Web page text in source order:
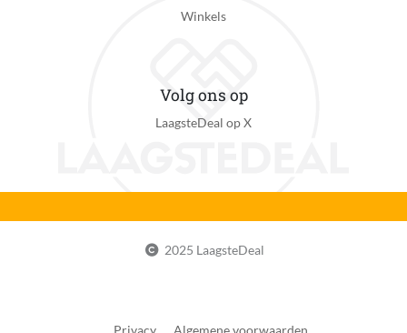
Winkels
Volg ons op
LaagsteDeal op X
2025 LaagsteDeal